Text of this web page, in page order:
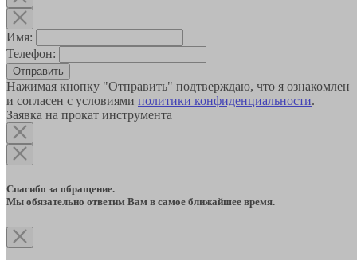
Имя:
Телефон:
Отправить
Нажимая кнопку "Отправить" подтверждаю, что я ознакомлен
и согласен с условиями политики конфиденциальности.
Заявка на прокат инструмента
Спасибо за обращение.
Мы обязательно ответим Вам в самое ближайшее время.